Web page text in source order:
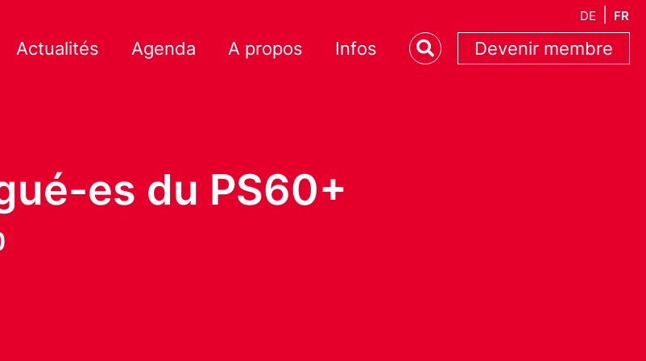
DE FR
Actualités Agenda A propos Infos Devenir membre
es du PS60+